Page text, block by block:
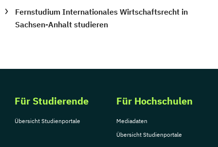
Fernstudium Internationales Wirtschaftsrecht in
Sachsen-Anhalt studieren
Für Studierende
Übersicht Studienportale
Für Hochschulen
Mediadaten
Übersicht Studienportale